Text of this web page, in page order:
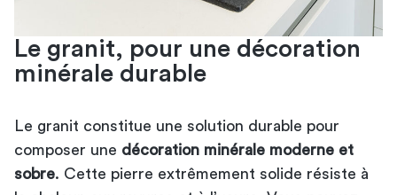
Le granit, pour une décoration
minérale durable
Le granit constitue une solution durable pour
composer une décoration minérale moderne et
sobre. Cette pierre extrêmement solide résiste à